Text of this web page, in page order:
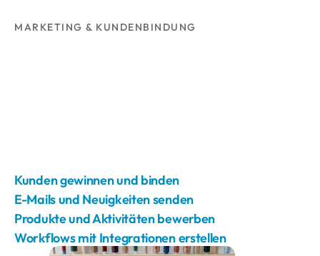
MARKETING & KUNDENBINDUNG
Kunden gewinnen und binden
E-Mails und Neuigkeiten senden
Produkte und Aktivitäten bewerben
Workflows mit Integrationen erstellen